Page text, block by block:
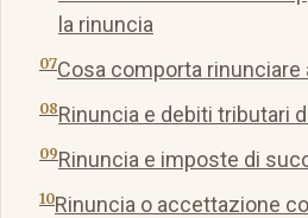
la rinuncia
Cosa comporta rinunciare
Rinuncia e debiti tributari
Rinuncia e imposte di
Rinuncia o accettazione